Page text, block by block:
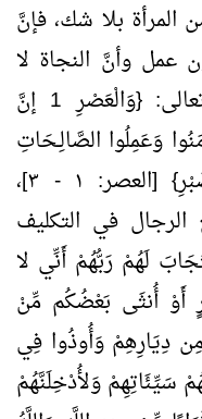
بلا شك، فإنَّ
عمل وأنَّ النجاة لا
تكون إلا بوجود العمل، قال تعالى: {وَالْعَصْرِ 1 إنَّ
الَّذِينَ آمَنُوا وَعَمِلُوا الصَّالِـحَاتِ
وَتَوَاصَوْا بِالْـحَقِّ وَتَوَاصَوْا بِالصَّبْرِ} [العصر: ١ - ٣]،
في التكليف
لَهُمْ رَبُّهُمْ أَنِّي لا
أُنثَى بَعْضُكُم مِّنْ
دِيَارِهِمْ وَأُوذُوا فِي
سَيِّئَاتِهِمْ وَلأُدْخِلَنَّهُمْ